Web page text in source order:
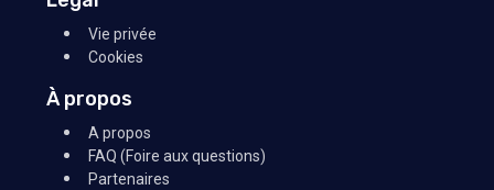
Vie privée
Cookies
À propos
A propos
FAQ (Foire aux questions)
Partenaires